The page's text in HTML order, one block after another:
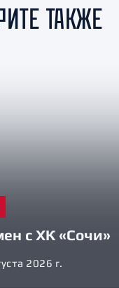
ТАКЖЕ
с ХК «Сочи»
2026 г.